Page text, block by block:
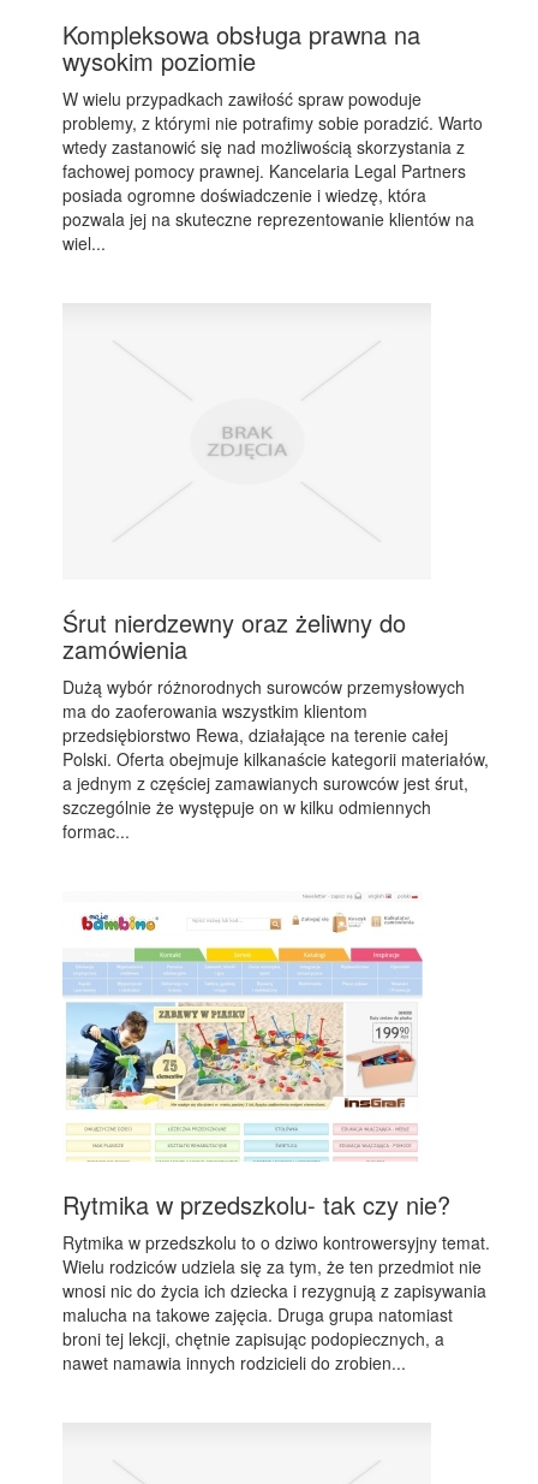
Kompleksowa obsługa prawna na
wysokim poziomie
W wielu przypadkach zawiłość spraw powoduje
problemy, z którymi nie potrafimy sobie poradzić. Warto
wtedy zastanowić się nad możliwością skorzystania z
fachowej pomocy prawnej. Kancelaria Legal Partners
posiada ogromne doświadczenie i wiedzę, która
pozwala jej na skuteczne reprezentowanie klientów na
wiel...
Śrut nierdzewny oraz żeliwny do
zamówienia
Dużą wybór różnorodnych surowców przemysłowych
ma do zaoferowania wszystkim klientom
przedsiębiorstwo Rewa, działające na terenie całej
Polski. Oferta obejmuje kilkanaście kategorii materiałów,
a jednym z częściej zamawianych surowców jest śrut,
szczególnie że występuje on w kilku odmiennych
formac...
Rytmika w przedszkolu- tak czy nie?
Rytmika w przedszkolu to o dziwo kontrowersyjny temat.
Wielu rodziców udziela się za tym, że ten przedmiot nie
wnosi nic do życia ich dziecka i rezygnują z zapisywania
malucha na takowe zajęcia. Druga grupa natomiast
broni tej lekcji, chętnie zapisując podopiecznych, a
nawet namawia innych rodzicieli do zrobien...